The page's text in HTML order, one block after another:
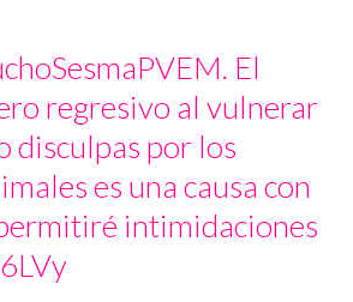
. El
regresivo al vulnerar
disculpas por los
es una causa con
intimidaciones